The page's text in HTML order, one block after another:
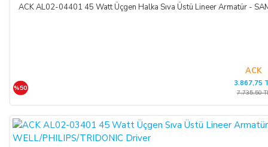
ACK AL02-04401 45 Watt Üçgen Halka Sıva Üstü Lineer Armatür -
ACK
%50
3.867,75
7.735,50